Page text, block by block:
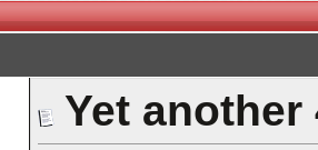
Yet another